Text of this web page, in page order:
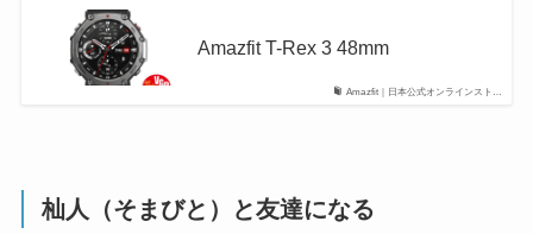
Amazfit｜日本公式オンラインスト…
Amazfit T-Rex 3 48mm
杣人（そまびと）と友達になる